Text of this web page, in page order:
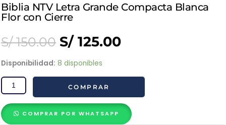
Biblia NTV Letra Grande Compacta Blanca
Flor con Cierre
S/150.00 Original
price
was:
S/ 150.00.
S/ 125.00Current
S/ 125.00.
Disponibilidad: 8 disponibles
Biblia
NTV
Letra
Compacta
COMPRAR
COMPRAR POR WHATSAPP